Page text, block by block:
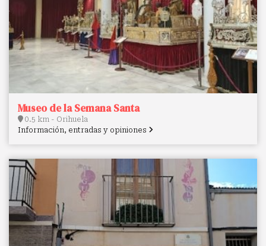
Museo de la Semana Santa
0.5 km - Orihuela
Información, entradas y opiniones